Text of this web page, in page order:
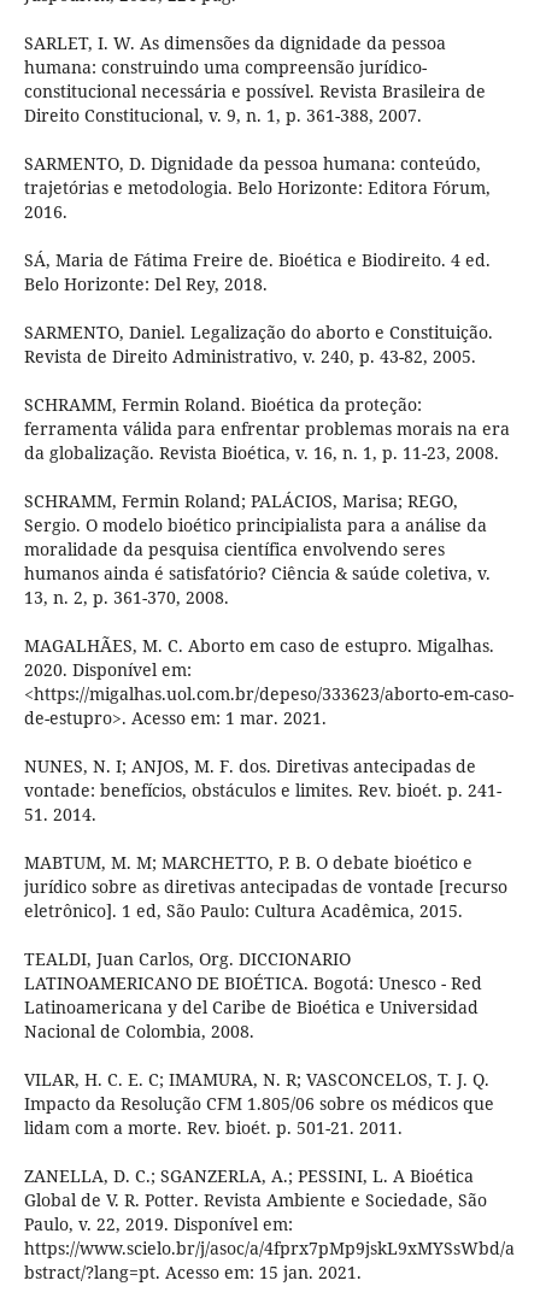
SARLET, I. W. As dimensões da dignidade da pessoa
humana: construindo uma compreensão jurídico-
constitucional necessária e possível. Revista Brasileira de
Direito Constitucional, v. 9, n. 1, p. 361-388, 2007.
SARMENTO, D. Dignidade da pessoa humana: conteúdo,
trajetórias e metodologia. Belo Horizonte: Editora Fórum,
2016.
SÁ, Maria de Fátima Freire de. Bioética e Biodireito. 4 ed.
Belo Horizonte: Del Rey, 2018.
SARMENTO, Daniel. Legalização do aborto e Constituição.
Revista de Direito Administrativo, v. 240, p. 43-82, 2005.
SCHRAMM, Fermin Roland. Bioética da proteção:
ferramenta válida para enfrentar problemas morais na era
da globalização. Revista Bioética, v. 16, n. 1, p. 11-23, 2008.
SCHRAMM, Fermin Roland; PALÁCIOS, Marisa; REGO,
Sergio. O modelo bioético principialista para a análise da
moralidade da pesquisa científica envolvendo seres
humanos ainda é satisfatório? Ciência & saúde coletiva, v.
13, n. 2, p. 361-370, 2008.
MAGALHÃES, M. C. Aborto em caso de estupro. Migalhas.
2020. Disponível em:
<https://migalhas.uol.com.br/depeso/333623/aborto-em-caso-
de-estupro>. Acesso em: 1 mar. 2021.
NUNES, N. I; ANJOS, M. F. dos. Diretivas antecipadas de
vontade: benefícios, obstáculos e limites. Rev. bioét. p. 241-
51. 2014.
MABTUM, M. M; MARCHETTO, P. B. O debate bioético e
jurídico sobre as diretivas antecipadas de vontade [recurso
eletrônico]. 1 ed, São Paulo: Cultura Acadêmica, 2015.
TEALDI, Juan Carlos, Org. DICCIONARIO
LATINOAMERICANO DE BIOÉTICA. Bogotá: Unesco - Red
Latinoamericana y del Caribe de Bioética e Universidad
Nacional de Colombia, 2008.
VILAR, H. C. E. C; IMAMURA, N. R; VASCONCELOS, T. J. Q.
Impacto da Resolução CFM 1.805/06 sobre os médicos que
lidam com a morte. Rev. bioét. p. 501-21. 2011.
ZANELLA, D. C.; SGANZERLA, A.; PESSINI, L. A Bioética
Global de V. R. Potter. Revista Ambiente e Sociedade, São
Paulo, v. 22, 2019. Disponível em:
https://www.scielo.br/j/asoc/a/4fprx7pMp9jskL9xMYSsWbd/a
bstract/?lang=pt. Acesso em: 15 jan. 2021.